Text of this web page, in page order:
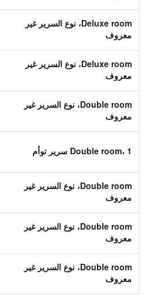
Deluxe room، نوع السرير غير
معروف
Deluxe room، نوع السرير غير
معروف
Double room، نوع السرير غير
معروف
Double room، 1 سرير توأم
Double room، نوع السرير غير
معروف
Double room، نوع السرير غير
معروف
Double room، نوع السرير غير
معروف